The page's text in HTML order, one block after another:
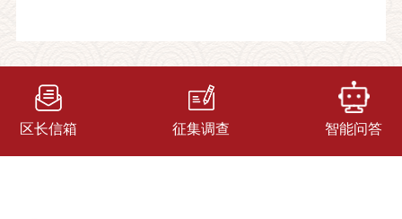
区长信箱 征集调查 智能问答